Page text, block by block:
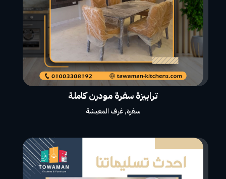
ترابيزة سفرة مودرن كاملة
سفرة,غرف المعيشة